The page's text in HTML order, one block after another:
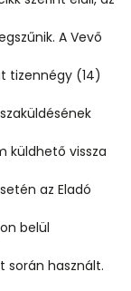
A Vevő
tizennégy (14)
küldhető vissza
az Eladó
belül
során használt.